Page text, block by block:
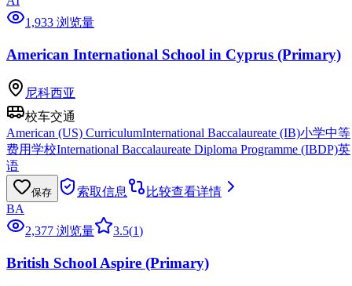
1,933 浏览量
American International School in Cyprus (Primary)
尼科西亚
校车交通
American (US) CurriculumInternational Baccalaureate (IB)小学中等
费用学校International Baccalaureate Diploma Programme (IBDP)英
语
保存 索取信息 比较查看详情
BA
2,377 浏览量
3.5(1)
British School Aspire (Primary)